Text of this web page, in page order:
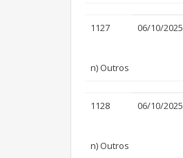
1127 06/10/2025
n) Outros
1128 06/10/2025
n) Outros